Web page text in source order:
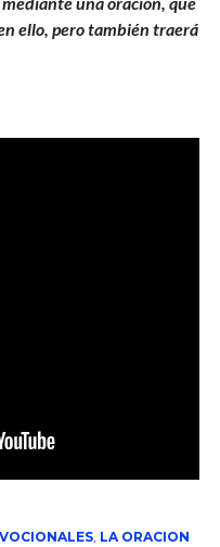
ello, pero también traerá
, LA ORACION